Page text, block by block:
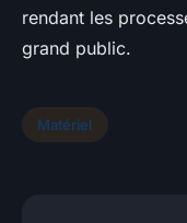
rendant les
grand public.
Matériel